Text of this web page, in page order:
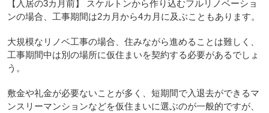
【入居の3カ月前】 スケルトンから作り込むフルリノベーショ
ンの場合、工事期間は2カ月から4カ月に及ぶこともあります。
大規模なリノベ工事の場合、住みながら進めることは難しく、
工事期間中は別の場所に仮住まいを契約する必要があるでしょ
う。
敷金や礼金が必要ないことが多く、短期間で入退去ができるマ
ンスリーマンションなどを仮住まいに選ぶのが一般的ですが、